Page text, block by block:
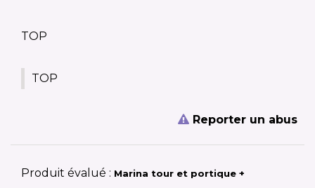
TOP
TOP
Reporter un abus
Produit évalué : Marina tour et portique +